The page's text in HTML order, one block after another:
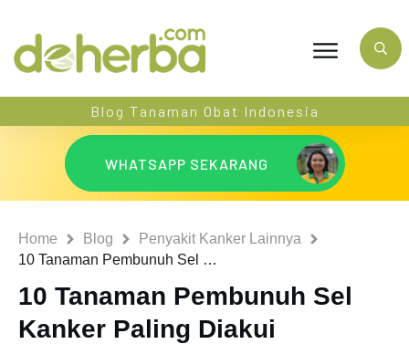
Blog Tanaman Obat Indonesia
WHATSAPP SEKARANG
Home Blog
Penyakit Kanker Lainnya
10 Tanaman Pembunuh Sel Kanker Paling Diakui
10 Tanaman Pembunuh Sel
Kanker Paling Diakui